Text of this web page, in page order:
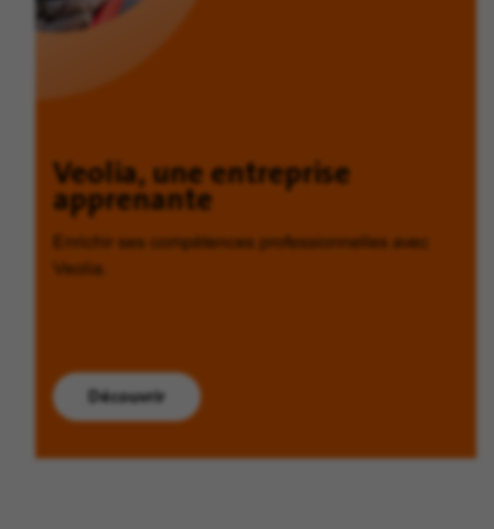
Veolia, une entreprise
apprenante
Enrichir ses compétences professionnelles avec
Veolia.
Découvrir